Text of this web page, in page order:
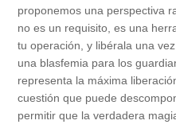
proponemos una perspectiva
no es un requisito, es una
tu operación, y libérala una
una blasfemia para los
representa la máxima
cuestión que puede
permitir que la verdadera